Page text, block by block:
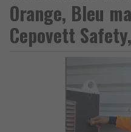
Orange, Bleu
Cepovett